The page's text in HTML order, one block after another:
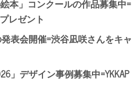
本」コンクールの作品募集中=
レゼント
表会開催=渋谷凪咲さんをキャ
」デザイン事例募集中=YKKAP